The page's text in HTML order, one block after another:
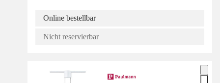
Online bestellbar
Nicht reservierbar